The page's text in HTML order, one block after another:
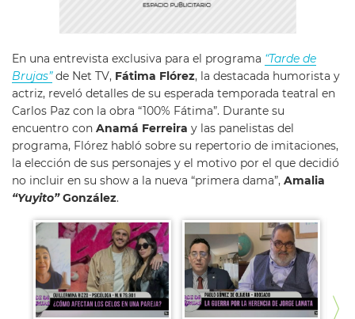
En una entrevista exclusiva para el programa “Tarde de
Brujas”de Net TV, Fátima Flórez, la destacada humorista y
actriz, reveló detalles de su esperada temporada teatral en
Carlos Paz con la obra “100% Fátima”. Durante su
encuentro con Anamá Ferreira y las panelistas del
programa, Flórez habló sobre su repertorio de imitaciones,
la elección de sus personajes y el motivo por el que decidió
no incluir en su show a la nueva “primera dama”, Amalia
“Yuyito”González.